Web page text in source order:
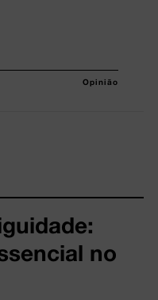
Opinião
no